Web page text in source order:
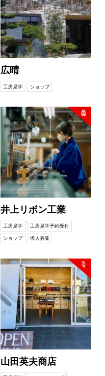
広晴
工房見学 ショップ
井上リボン工業
工房見学 工房見学予約受付
ショップ 求人募集
山田英夫商店